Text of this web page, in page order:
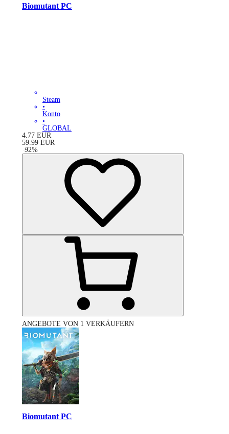
Biomutant PC
Steam
•
Konto
•
GLOBAL
4.77 EUR
59.99 EUR
-92%
ANGEBOTE VON 1 VERKÄUFERN
Biomutant PC